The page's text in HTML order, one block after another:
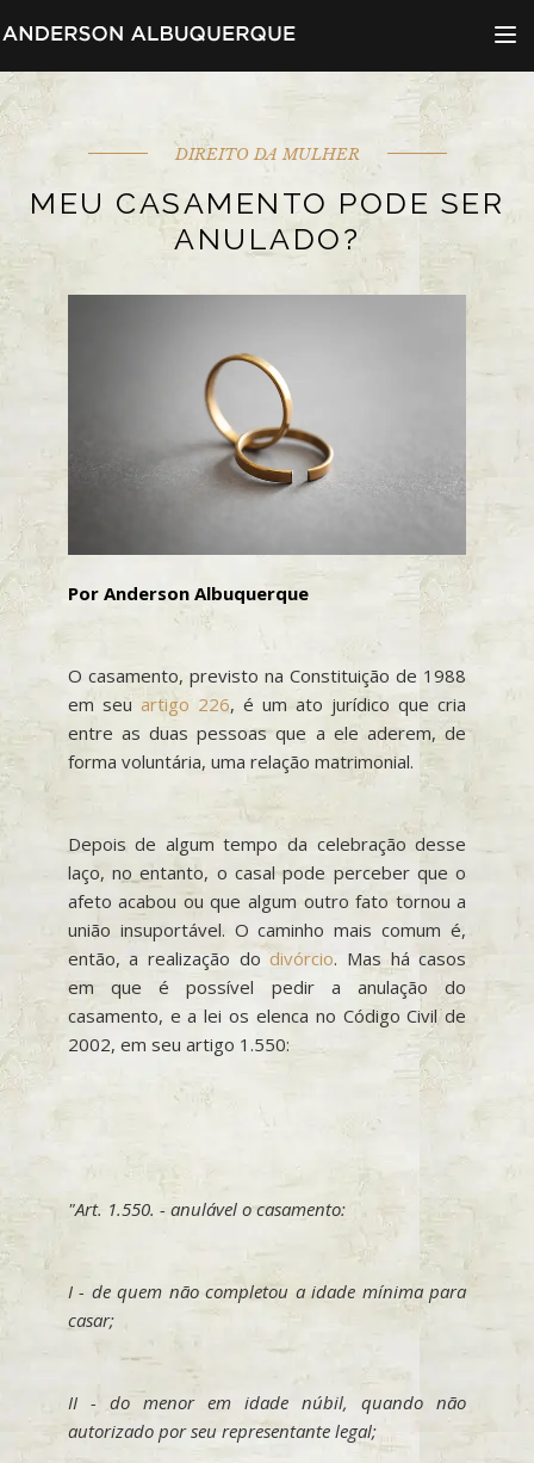
Menu
DIREITO DA MULHER
MEU CASAMENTO PODE SER
ANULADO?
Por Anderson Albuquerque
O casamento, previsto na Constituição de 1988
em seu artigo 226, é um ato jurídico que cria
entre as duas pessoas que a ele aderem, de
forma voluntária, uma relação matrimonial.
Depois de algum tempo da celebração desse
laço, no entanto, o casal pode perceber que o
afeto acabou ou que algum outro fato tornou a
união insuportável. O caminho mais comum é,
então, a realização do divórcio. Mas há casos
em que é possível pedir a anulação do
casamento, e a lei os elenca no Código Civil de
2002, em seu artigo 1.550:
"Art. 1.550. - anulável o casamento:
I - de quem não completou a idade mínima para
casar;
II - do menor em idade núbil, quando não
autorizado por seu representante legal;